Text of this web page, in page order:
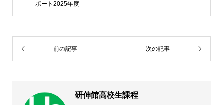
ポート2025年度
前の記事 次の記事
研伸館高校生課程